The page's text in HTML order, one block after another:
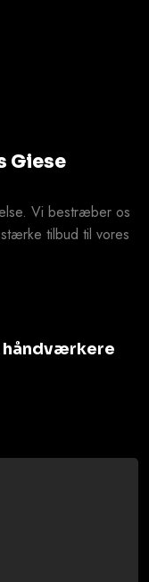
Giese
Vi bestræber os
tilbud til vores